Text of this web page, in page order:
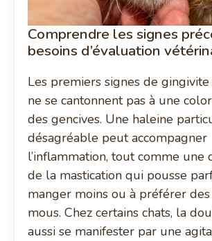
Comprendre les signes
besoins d’évaluation
Les premiers signes de
ne se cantonnent pas à une
des gencives. Une haleine
désagréable peut accompagner
l’inflammation, tout comme
de la mastication qui pousse
manger moins ou à préférer
mous. Chez certains chats, la
aussi se manifester par une